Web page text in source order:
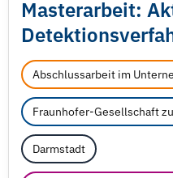
Masterarbeit:
Abschlussarbeit im
Darmstadt